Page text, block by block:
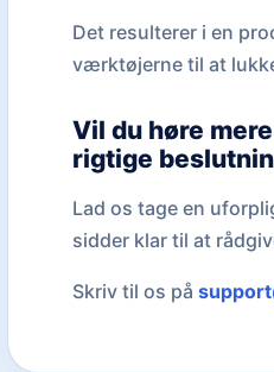
Det resulterer i en
værktøjerne til at
Vil du høre
rigtige
Lad os tage en
sidder klar til at
Skriv til os på